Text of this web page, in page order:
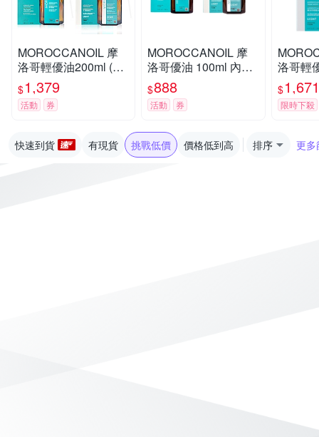
MOROCCANOIL 摩
洛哥輕優油200ml (任
選-優油/輕優油)原廠
總代理公司貨 內附專
用壓頭
$1,379
活動 券
MOROCCANOIL 摩
洛哥優油 100ml 內附
壓頭 公司貨 (任選優
油/輕優油)
$888
活動 券
洛哥輕
灣專櫃
$1,671
限時下殺
快速到貨 有現貨 挑戰低價 價格低到高 排序 更多